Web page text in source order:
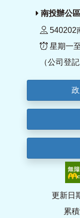
南投辦公區
540202
星期一
（公司登
更新日
累